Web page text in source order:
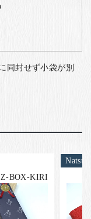
同封せず小袋が別
Z-BOX-KIRI